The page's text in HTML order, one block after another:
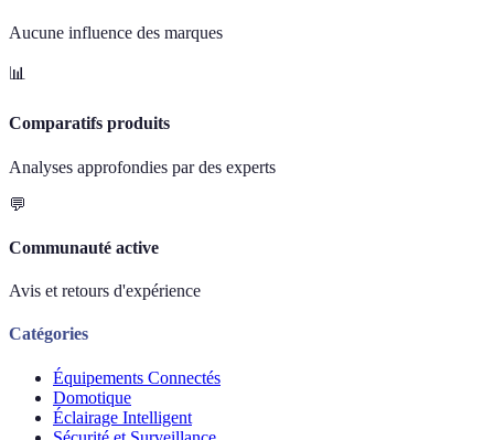
Aucune influence des marques
📊
Comparatifs produits
Analyses approfondies par des experts
💬
Communauté active
Avis et retours d'expérience
Catégories
Équipements Connectés
Domotique
Éclairage Intelligent